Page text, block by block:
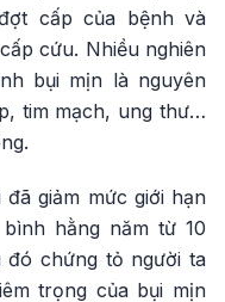
cấp của bệnh và
cứu. Nhiều nghiên
bụi mịn là nguyên
tim mạch, ung thư…
giảm mức giới hạn
hằng năm từ 10
đó chứng tỏ người ta
trọng của bụi mịn